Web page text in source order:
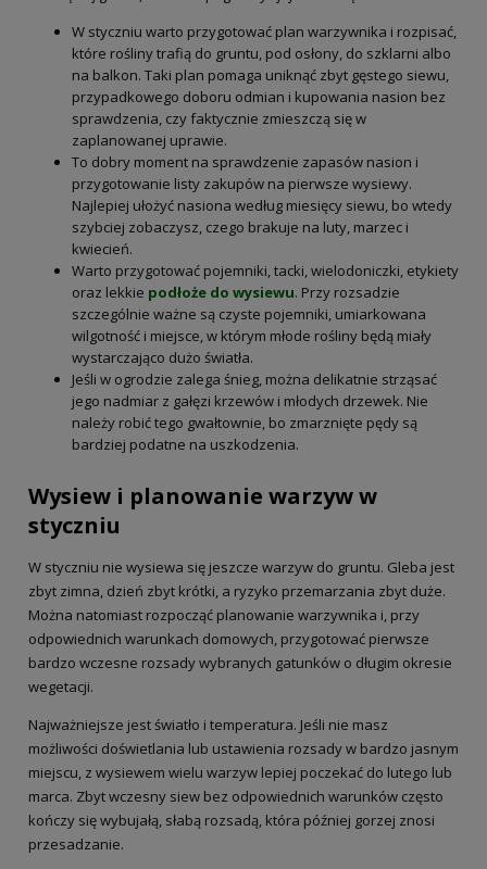
W styczniu warto przygotować plan warzywnika i rozpisać,
które rośliny trafią do gruntu, pod osłony, do szklarni albo
na balkon. Taki plan pomaga uniknąć zbyt gęstego siewu,
przypadkowego doboru odmian i kupowania nasion bez
sprawdzenia, czy faktycznie zmieszczą się w
zaplanowanej uprawie.
To dobry moment na sprawdzenie zapasów nasion i
przygotowanie listy zakupów na pierwsze wysiewy.
Najlepiej ułożyć nasiona według miesięcy siewu, bo wtedy
szybciej zobaczysz, czego brakuje na luty, marzec i
kwiecień.
Warto przygotować pojemniki, tacki, wielodoniczki, etykiety
oraz lekkie podłoże do wysiewu. Przy rozsadzie
szczególnie ważne są czyste pojemniki, umiarkowana
wilgotność i miejsce, w którym młode rośliny będą miały
wystarczająco dużo światła.
Jeśli w ogrodzie zalega śnieg, można delikatnie strząsać
jego nadmiar z gałęzi krzewów i młodych drzewek. Nie
należy robić tego gwałtownie, bo zmarznięte pędy są
bardziej podatne na uszkodzenia.
Wysiew i planowanie warzyw w
styczniu
W styczniu nie wysiewa się jeszcze warzyw do gruntu. Gleba jest
zbyt zimna, dzień zbyt krótki, a ryzyko przemarzania zbyt duże.
Można natomiast rozpocząć planowanie warzywnika i, przy
odpowiednich warunkach domowych, przygotować pierwsze
bardzo wczesne rozsady wybranych gatunków o długim okresie
wegetacji.
Najważniejsze jest światło i temperatura. Jeśli nie masz
możliwości doświetlania lub ustawienia rozsady w bardzo jasnym
miejscu, z wysiewem wielu warzyw lepiej poczekać do lutego lub
marca. Zbyt wczesny siew bez odpowiednich warunków często
kończy się wybujałą, słabą rozsadą, która później gorzej znosi
przesadzanie.